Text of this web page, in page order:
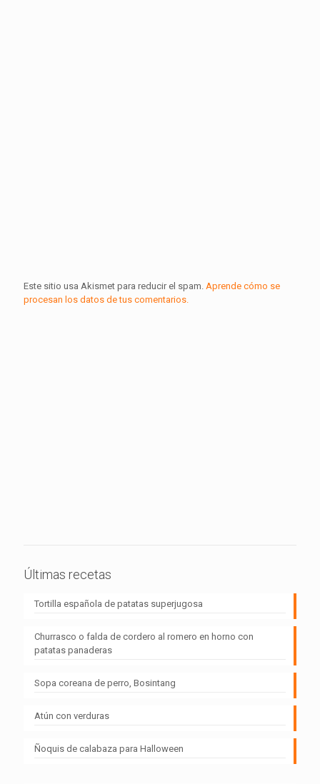
Este sitio usa Akismet para reducir el spam. Aprende cómo se
procesan los datos de tus comentarios.
Últimas recetas
Tortilla española de patatas superjugosa
Churrasco o falda de cordero al romero en horno con
patatas panaderas
Sopa coreana de perro, Bosintang
Atún con verduras
Ñoquis de calabaza para Halloween